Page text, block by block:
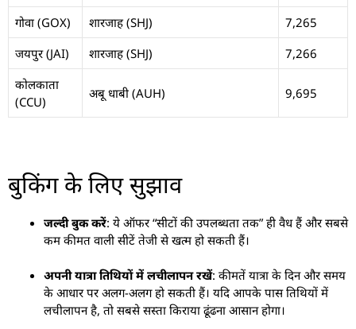
गोवा (GOX) शारजाह (SHJ)
7,265
जयपुर (JAI)
शारजाह (SHJ)
7,266
कोलकाता
(CCU)
अबू धाबी (AUH) 9,695
बुकिंग के लिए सुझाव
जल्दी बुक करें: ये ऑफर “सीटों की उपलब्धता तक” ही वैध हैं और सबसे
कम कीमत वाली सीटें तेजी से खत्म हो सकती हैं।
अपनी यात्रा तिथियों में लचीलापन रखें: कीमतें यात्रा के दिन और समय
के आधार पर अलग-अलग हो सकती हैं। यदि आपके पास तिथियों में
लचीलापन है, तो सबसे सस्ता किराया ढूंढना आसान होगा।